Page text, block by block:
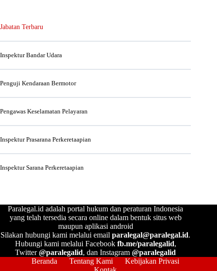
Jabatan Terbaru
Inspektur Bandar Udara
Penguji Kendaraan Bermotor
Pengawas Keselamatan Pelayaran
Inspektur Prasarana Perkeretaapian
Inspektur Sarana Perkeretaapian
Paralegal.id adalah portal hukum dan peraturan Indonesia
yang telah tersedia secara online dalam bentuk situs web
maupun aplikasi android
Silakan hubungi kami melalui emailparalegal@paralegal.id.
Hubungi kami melalui Facebook fb.me/paralegalid,
Twitter@paralegalid, dan Instagram@paralegalid
Beranda
Tentang Kami
Kebijakan Privasi